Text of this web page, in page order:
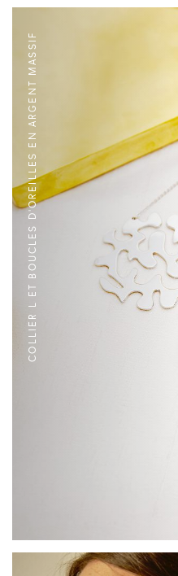
COLLIER L ET BOUCLES D'OREILLES EN ARGENT MASSIF